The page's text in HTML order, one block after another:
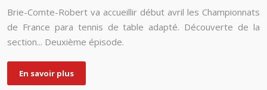
Brie-Comte-Robert va accueillir début avril les Championnats
de France para tennis de table adapté. Découverte de la
section... Deuxième épisode.
En savoir plus